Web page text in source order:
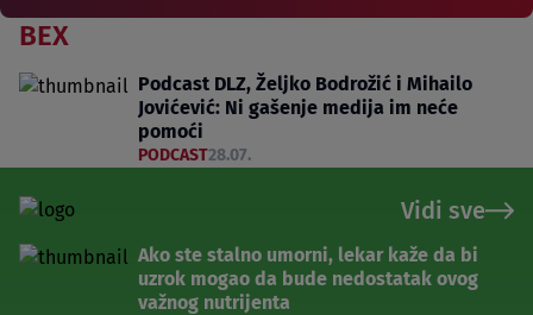
BEX
Podcast DLZ, Željko Bodrožić i Mihailo
Jovićević: Ni gašenje medija im neće
pomoći
PODCAST28.07.
Vidi sve
Ako ste stalno umorni, lekar kaže da bi
uzrok mogao da bude nedostatak ovog
važnog nutrijenta